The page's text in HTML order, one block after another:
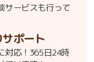
サービスも行って
ポート
対応！365日24時